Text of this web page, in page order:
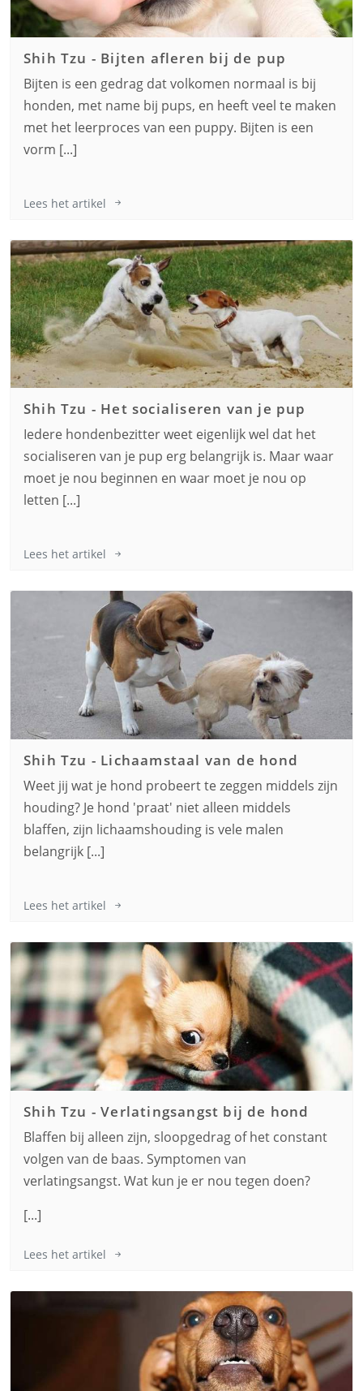
Shih Tzu - Bijten afleren bij de pup
Bijten is een gedrag dat volkomen normaal is bij
honden, met name bij pups, en heeft veel te maken
met het leerproces van een puppy. Bijten is een
vorm [...]
Lees het artikel
Shih Tzu - Het socialiseren van je pup
Iedere hondenbezitter weet eigenlijk wel dat het
socialiseren van je pup erg belangrijk is. Maar waar
moet je nou beginnen en waar moet je nou op
letten [...]
Lees het artikel
Shih Tzu - Lichaamstaal van de hond
Weet jij wat je hond probeert te zeggen middels zijn
houding? Je hond 'praat' niet alleen middels
blaffen, zijn lichaamshouding is vele malen
belangrijk [...]
Lees het artikel
Shih Tzu -Verlatingsangst bij de hond
Blaffen bij alleen zijn, sloopgedrag of het constant
volgen van de baas. Symptomen van
verlatingsangst. Wat kun je er nou tegen doen?
[...]
Lees het artikel